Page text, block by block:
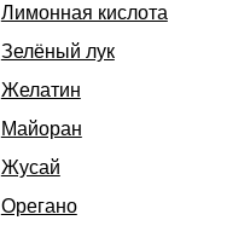
Лимонная кислота
Зелёный лук
Желатин
Майоран
Жусай
Орегано